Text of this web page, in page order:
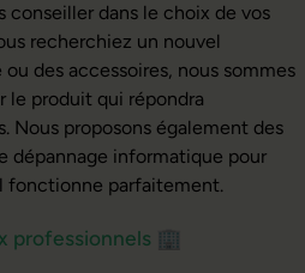
conseiller dans le choix de vos
recherchiez un nouvel
des accessoires, nous sommes
le produit qui répondra
Nous proposons également des
dépannage informatique pour
fonctionne parfaitement.
professionnels 🏢